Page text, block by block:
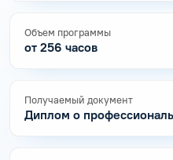
Объем программы
от 256 часов
Получаемый документ
Диплом о